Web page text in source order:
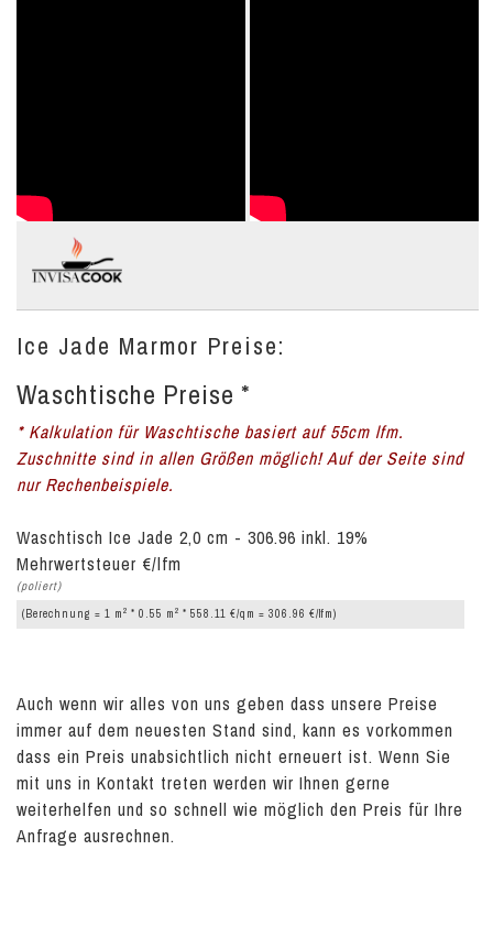
Ice Jade Marmor Preise:
Waschtische Preise *
* Kalkulation für Waschtische basiert auf 55cm lfm.
Zuschnitte sind in allen Größen möglich! Auf der Seite sind
nur Rechenbeispiele.
Waschtisch Ice Jade 2,0 cm - 306.96 inkl. 19%
Mehrwertsteuer €/lfm
(poliert)
(Berechnung = 1 m 2 * 0.55 m 2 * 558.11 €/qm = 306.96 €/lfm)
Auch wenn wir alles von uns geben dass unsere Preise
immer auf dem neuesten Stand sind, kann es vorkommen
dass ein Preis unabsichtlich nicht erneuert ist. Wenn Sie
mit uns in Kontakt treten werden wir Ihnen gerne
weiterhelfen und so schnell wie möglich den Preis für Ihre
Anfrage ausrechnen.